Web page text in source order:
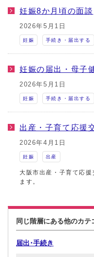
妊娠8か月頃の面談
2026年5月1日
妊娠 手続き・届出する
妊娠の届出・母子
2026年5月1日
妊娠 手続き・届出する
出産・子育て応援
2026年4月1日
妊娠 出産
大阪市出産・子育て応
ます。
同じ階層にある他のカテ
届出･手続き